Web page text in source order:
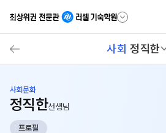
사회 정직한
사회문화
정직한선생님
프로필